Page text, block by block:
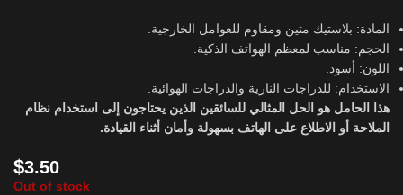
المادة: بلاستيك متين ومقاوم للعوامل الخارجية.
الحجم: مناسب لمعظم الهواتف الذكية.
اللون: أسود.
الاستخدام: للدراجات النارية والدراجات الهوائية.
هذا الحامل هو الحل المثالي للسائقين الذين يحتاجون إلى استخدام نظام
الملاحة أو الاطلاع على الهاتف بسهولة وأمان أثناء القيادة.
$3.50
Out of stock